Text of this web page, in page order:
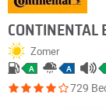
CONTINENTAL
Zomer
A A
729